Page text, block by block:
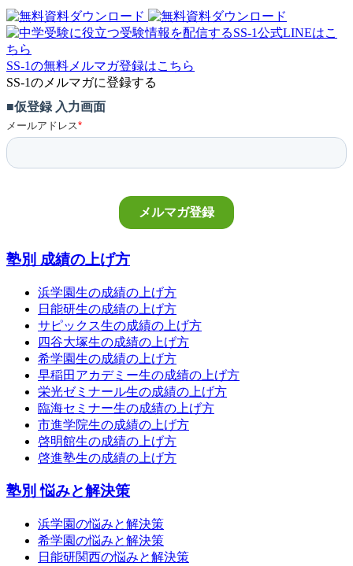
SS-1の無料メルマガ登録はこちら
SS-1のメルマガに登録する
塾別 成績の上げ方
浜学園生の成績の上げ方
日能研生の成績の上げ方
サピックス生の成績の上げ方
四谷大塚生の成績の上げ方
希学園生の成績の上げ方
早稲田アカデミー生の成績の上げ方
栄光ゼミナール生の成績の上げ方
臨海セミナー生の成績の上げ方
市進学院生の成績の上げ方
啓明館生の成績の上げ方
啓進塾生の成績の上げ方
塾別 悩みと解決策
浜学園の悩みと解決策
希学園の悩みと解決策
日能研関西の悩みと解決策